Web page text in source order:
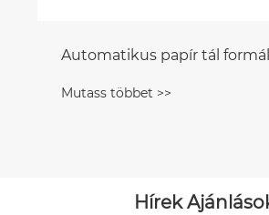
Automatikus papír tál
Mutass többet >>
Hírek